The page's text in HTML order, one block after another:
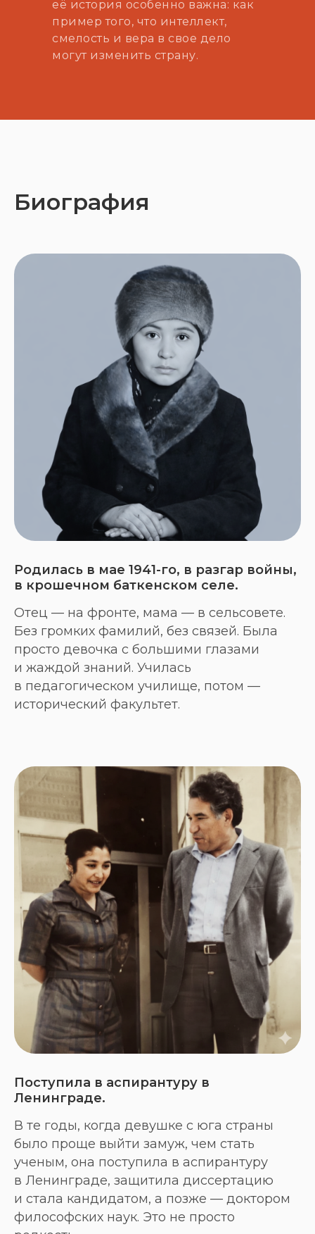
её история особенно важна: как
пример того, что интеллект,
смелость и вера в свое дело
могут изменить страну.
Биография
Родилась в мае 1941-го, в разгар войны,
в крошечном баткенском селе.
Отец — на фронте, мама — в сельсовете.
Без громких фамилий, без связей. Была
просто девочка с большими глазами
и жаждой знаний. Училась
в педагогическом училище, потом —
исторический факультет.
Поступила в аспирантуру в
Ленинграде.
В те годы, когда девушке с юга страны
было проще выйти замуж, чем стать
ученым, она поступила в аспирантуру
в Ленинграде, защитила диссертацию
и стала кандидатом, а позже — доктором
философских наук. Это не просто